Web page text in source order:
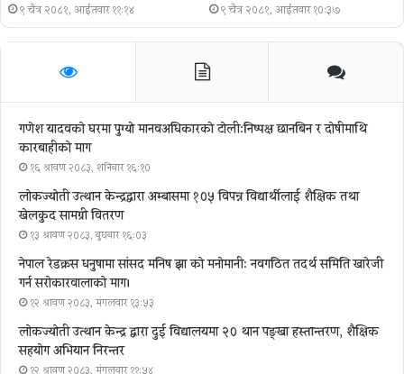
९ चैत्र २०८१, आईतवार ११:१४ ९ चैत्र २०८१, आईतवार १०:३७
गणेश यादवको घरमा पुग्याे मानवअधिकारकाे टोली:निष्पक्ष छानबिन र दोषीमाथि
कारबाहीको माग
१६ श्रावण २०८३, शनिबार १६:१०
लोकज्योती उत्थान केन्द्रद्वारा अम्बासमा १०५ विपन्न विद्यार्थीलाई शैक्षिक तथा
खेलकुद सामग्री वितरण
१३ श्रावण २०८३, बुधबार १६:०३
नेपाल रेडक्रस धनुषामा सांसद मनिष झा को मनोमानी: नवगठित तदर्थ समिति खारेजी
गर्न सरोकारवालाको माग।
१२ श्रावण २०८३, मंगलवार १३:५३
लोकज्योती उत्थान केन्द्र द्वारा दुई विद्यालयमा २० थान पङ्खा हस्तान्तरण, शैक्षिक
सहयोग अभियान निरन्तर
१२ श्रावण २०८३, मंगलवार ११:५४